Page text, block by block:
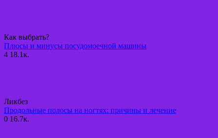
Как выбрать?
Плюсы и минусы посудомоечной машины
4 18.1к.
Ликбез
Продольные полосы на ногтях: причины и лечение
0 16.7к.